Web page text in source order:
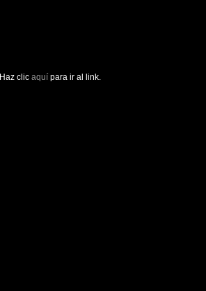
Haz clic aquí para ir al link.